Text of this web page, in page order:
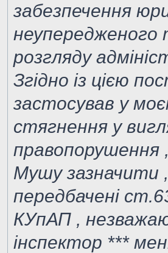
забезпечення
неупередженого
розгляду
Згідно із цією
застосував у
стягнення у
правопорушення
Мушу зазначити
передбачені
КУпАП ,
інспектор ***